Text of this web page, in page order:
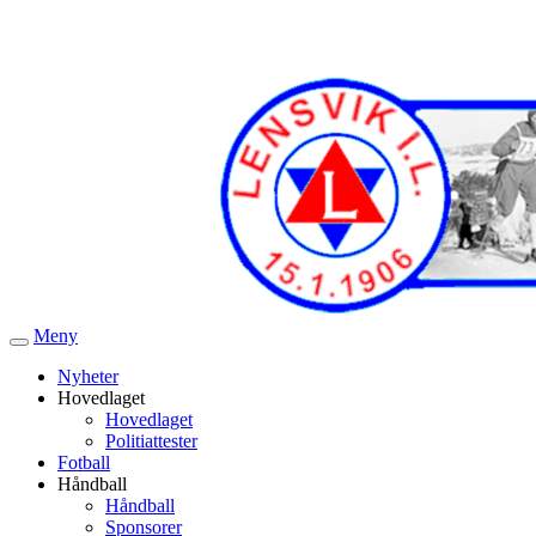
Veksle
navigasjon
Meny
Nyheter
Hovedlaget
Hovedlaget
Politiattester
Fotball
Håndball
Håndball
Sponsorer